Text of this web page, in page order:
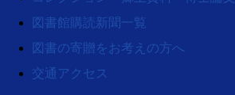
図書館購読新聞一覧
図書の寄贈をお考えの方へ
交通アクセス